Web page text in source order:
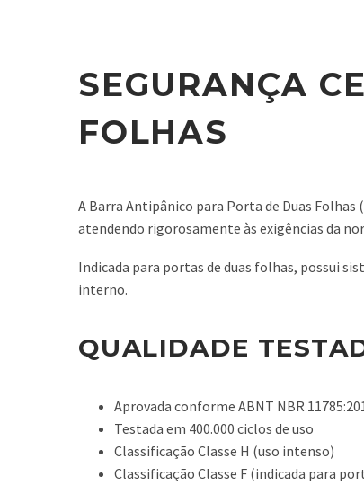
SEGURANÇA
FOLHAS
A Barra Antipânico para Porta de Duas
atendendo rigorosamente às exigências da
Indicada para portas de duas folhas, possui
interno.
QUALIDADE
Aprovada conforme ABNT NBR
Testada em 400.000 ciclos de uso
Classificação Classe H (uso intenso)
Classificação Classe F (indicada para